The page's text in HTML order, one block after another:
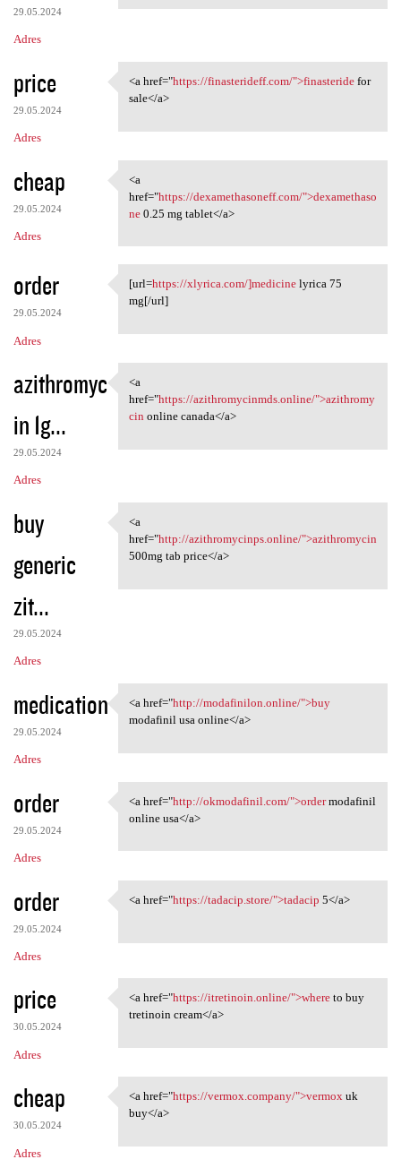
29.05.2024
Adres
price
29.05.2024
Adres
<a href="https:/
<a href="https://finasterideff.com/">finasteridefor
sale</a>
cheap
29.05.2024
Adres
<a href="https:/
<a
href="https://dexamethasoneff.com/">dexamethaso
ne0.25 mg tablet</a>
order
29.05.2024
Adres
[url=https://xlyrica.com/
[url=https://xlyrica.com/]medicinelyrica 75
mg[/url]
azithromyc
in 1g...
29.05.2024
Adres
<a href="https:/
<a
href="https://azithromycinmds.online/">azithromy
cin online canada</a>
buy
generic
zit...
29.05.2024
Adres
<a href="http:/
<a
href="http://azithromycinps.online/">azithromycin
500mg tab price</a>
medication
29.05.2024
Adres
<a href="http://modafinilon
<a href="http://modafinilon.online/">buy
modafinil usa online</a>
order
29.05.2024
Adres
<a href="http://okmodafinil
<a href="http://okmodafinil.com/">ordermodafinil
online usa</a>
order
29.05.2024
Adres
<a href="https://tadacip
<a href="https://tadacip.store/">tadacip 5</a>
price
30.05.2024
Adres
<a href="https://itretinoin
<a href="https://itretinoin.online/">whereto buy
tretinoin cream</a>
cheap
30.05.2024
Adres
<a href="https://vermox
<a href="https://vermox.company/">vermoxuk
buy</a>